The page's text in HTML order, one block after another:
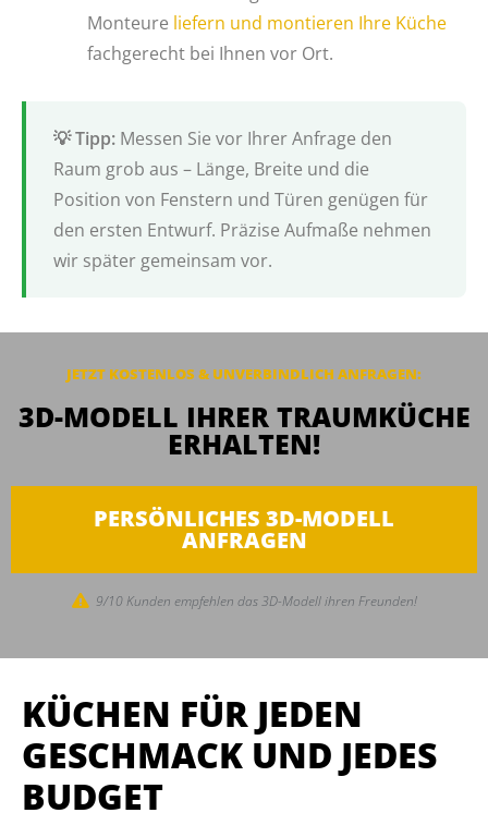
Monteure liefern und montieren Ihre Küche
fachgerecht bei Ihnen vor Ort.
Messen Sie vor Ihrer Anfrage den
Raum grob aus – Länge, Breite und die
Position von Fenstern und Türen genügen für
den ersten Entwurf. Präzise Aufmaße nehmen
wir später gemeinsam vor.
JETZT KOSTENLOS & UNVERBINDLICH ANFRAGEN:
3D-MODELL IHRER TRAUMKÜCHE
ERHALTEN!
PERSÖNLICHES 3D-MODELL
ANFRAGEN
9/10 Kunden empfehlen das 3D-Modell ihren Freunden!
KÜCHEN FÜR JEDEN
GESCHMACK UND JEDES
BUDGET